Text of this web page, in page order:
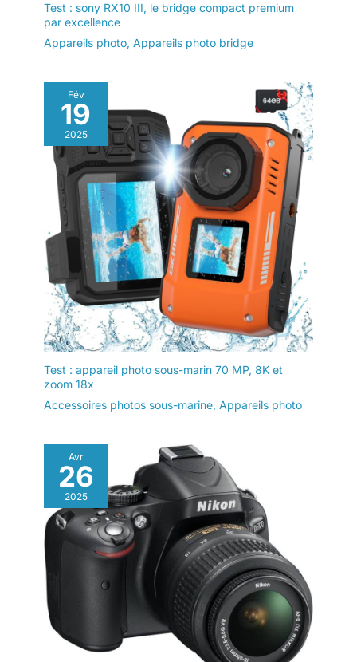
Test : sony RX10 III, le bridge compact premium
par excellence
Appareils photo, Appareils photo bridge
Fév
19
2025
Test : appareil photo sous-marin 70 MP, 8K et
zoom 18x
Accessoires photos sous-marine, Appareils photo
Avr
26
2025